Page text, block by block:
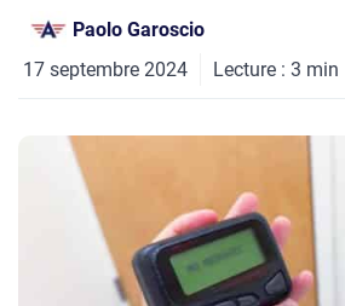
Paolo Garoscio
17 septembre 2024
Lecture : 3 min